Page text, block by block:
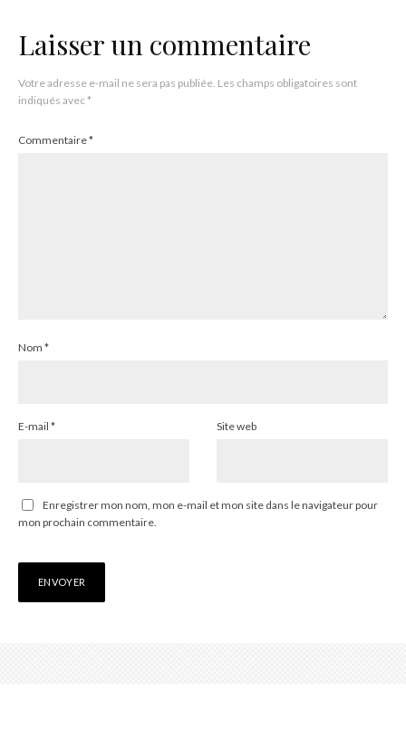
Laisser un commentaire
Votre adresse e-mail ne sera pas publiée. Les champs obligatoires sont
indiqués avec*
Commentaire*
Nom *
E-mail * Site web
Enregistrer mon nom, mon e-mail et mon site dans le navigateur pour
mon prochain commentaire.